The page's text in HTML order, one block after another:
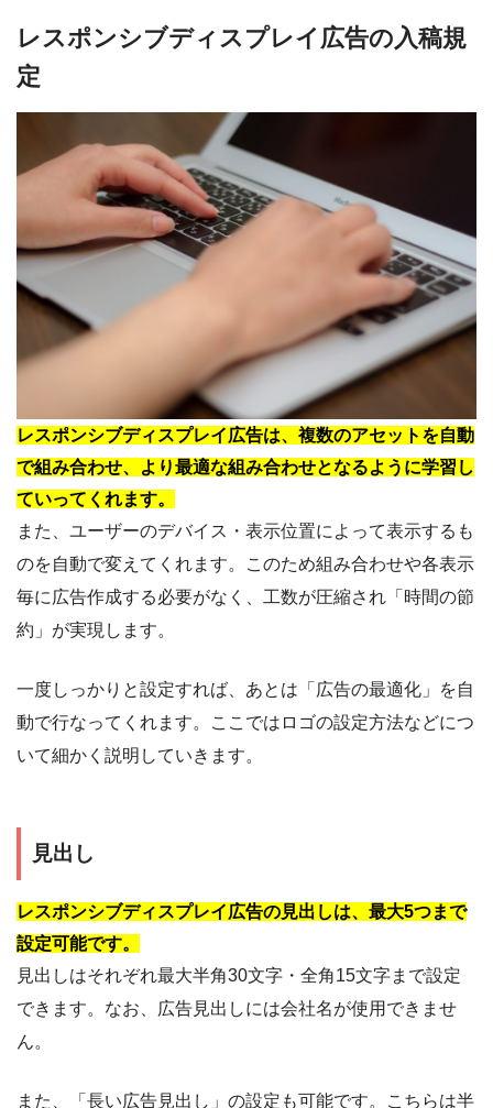
レスポンシブディスプレイ広告の入稿規
定
レスポンシブディスプレイ広告は、複数のアセットを自動
で組み合わせ、より最適な組み合わせとなるように学習し
ていってくれます。
また、ユーザーのデバイス・表示位置によって表示するも
のを自動で変えてくれます。このため組み合わせや各表示
毎に広告作成する必要がなく、工数が圧縮され「時間の節
約」が実現します。
一度しっかりと設定すれば、あとは「広告の最適化」を自
動で行なってくれます。ここではロゴの設定方法などにつ
いて細かく説明していきます。
見出し
レスポンシブディスプレイ広告の見出しは、最大5つまで
設定可能です。
見出しはそれぞれ最大半角30文字・全角15文字まで設定
できます。なお、広告見出しには会社名が使用できませ
ん。
また、「長い広告見出し」の設定も可能です。こちらは半